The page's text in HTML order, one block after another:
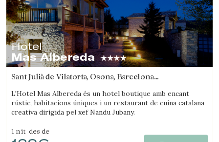
Hotel
Mas Albereda
Sant Julià de Vilatorta, Osona, Barcelona
L'Hotel Mas Albereda és un hotel boutique amb encant
rústic, habitacions úniques i un restaurant de cuina catalana
creativa dirigida pel xef Nandu Jubany.
1 nit des de